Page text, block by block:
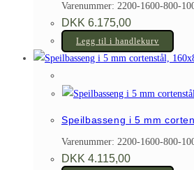
Varenummer: 2200-1600-800-
DKK 6.175,00
Legg til i handlekurv
Speilbasseng i 5 mm
Varenummer: 2200-1600-800-
DKK 4.115,00